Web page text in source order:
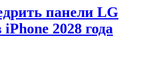
панели LG
2028 года